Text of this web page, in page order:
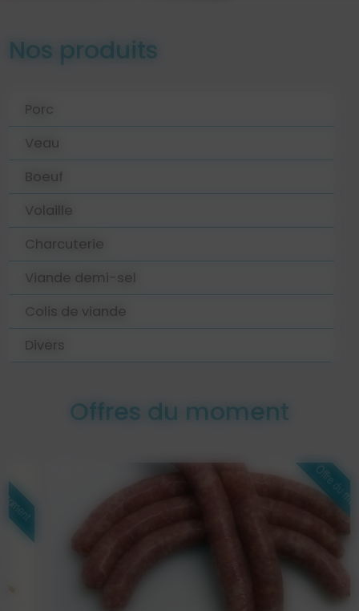
Nos produits
Porc
Veau
Boeuf
Volaille
Charcuterie
Viande demi-sel
Colis de viande
Divers
Offres du moment